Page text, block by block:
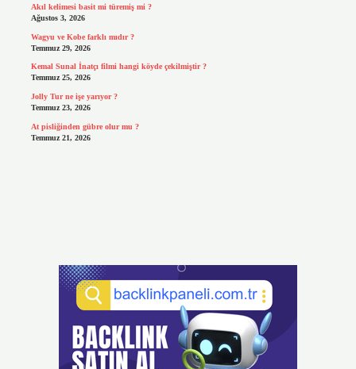
Akıl kelimesi basit mi türemiş mi ?
Ağustos 3, 2026
Wagyu ve Kobe farklı mıdır ?
Temmuz 29, 2026
Kemal Sunal İnatçı filmi hangi köyde çekilmiştir ?
Temmuz 25, 2026
Jolly Tur ne işe yarıyor ?
Temmuz 23, 2026
At pisliğinden gübre olur mu ?
Temmuz 21, 2026